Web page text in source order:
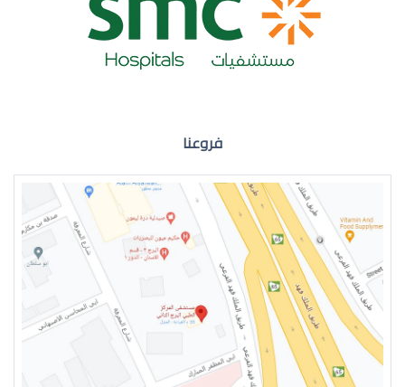
ضعف نظر في العين اليسرى
فروعنا